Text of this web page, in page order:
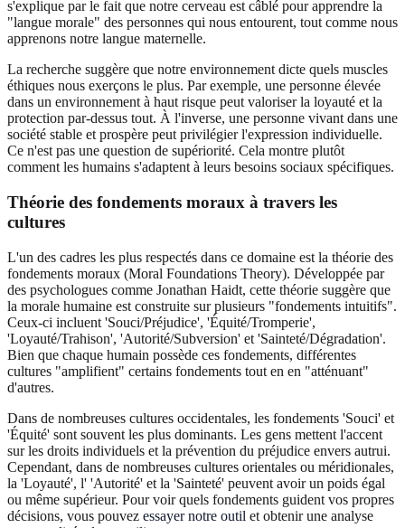
s'explique par le fait que notre cerveau est câblé pour apprendre la
"langue morale" des personnes qui nous entourent, tout comme nous
apprenons notre langue maternelle.
La recherche suggère que notre environnement dicte quels muscles
éthiques nous exerçons le plus. Par exemple, une personne élevée
dans un environnement à haut risque peut valoriser la loyauté et la
protection par-dessus tout. À l'inverse, une personne vivant dans une
société stable et prospère peut privilégier l'expression individuelle.
Ce n'est pas une question de supériorité. Cela montre plutôt
comment les humains s'adaptent à leurs besoins sociaux spécifiques.
Théorie des fondements moraux à travers les
cultures
L'un des cadres les plus respectés dans ce domaine est la théorie des
fondements moraux (Moral Foundations Theory). Développée par
des psychologues comme Jonathan Haidt, cette théorie suggère que
la morale humaine est construite sur plusieurs "fondements intuitifs".
Ceux-ci incluent 'Souci/Préjudice', 'Équité/Tromperie',
'Loyauté/Trahison', 'Autorité/Subversion' et 'Sainteté/Dégradation'.
Bien que chaque humain possède ces fondements, différentes
cultures "amplifient" certains fondements tout en en "atténuant"
d'autres.
Dans de nombreuses cultures occidentales, les fondements 'Souci' et
'Équité' sont souvent les plus dominants. Les gens mettent l'accent
sur les droits individuels et la prévention du préjudice envers autrui.
Cependant, dans de nombreuses cultures orientales ou méridionales,
la 'Loyauté', l' 'Autorité' et la 'Sainteté' peuvent avoir un poids égal
ou même supérieur. Pour voir quels fondements guident vos propres
décisions, vous pouvez essayer notre outil et obtenir une analyse